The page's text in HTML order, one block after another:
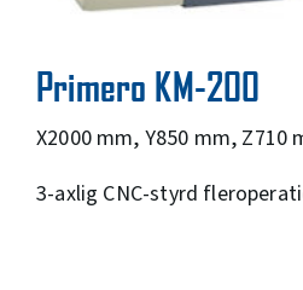
Primero KM-200
X2000 mm, Y850 mm, Z710
3-axlig CNC-styrd